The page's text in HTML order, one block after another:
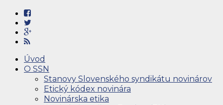
Úvod
O SSN
Stanovy Slovenského syndikátu novinárov
Etický kódex novinára
Novinárska etika